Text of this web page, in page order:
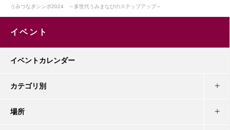
うみつなぎシンポ2024 ～多世代うみまなびのステップアップ～
イベント
イベントカレンダー
カテゴリ別
場所